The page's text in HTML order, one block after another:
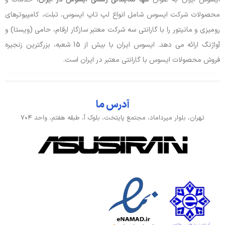
آداپتور باتری 10A, 200W, 20V
نوع باتری 4 سلولی, لیتیوم یونی, 4S1P
جک هدفون/ میکروفون جک 3.5 میلی متری
720p, HD
ورودی، کنترل و حسگرها
توضیحات تکمیلی کیبورد کیبورد زبان انگلیسی
کیبورد با نور پس زمینه دارد
محصولات شرکت ایسوس شامل انواع لپ تاپ ایسوس، تبلت، کامپیوترهای
رومیزی و مانیتور را با گارانتی سه شرکت معتبر سازگار ارقام، حامی (ویستا) و
آواژنگ ارائه می دهد. ایسوس ایران با بیش از 15 شعبه، بزرگترین زنجیره
فروش محصولات ایسوس با گارانتی معتبر در ایران است.
آدرس ما
تهران، بلوار میرداماد، مجتمع پایتخت، بلوک آ، طبقه هفتم، واحد ۷۰۴